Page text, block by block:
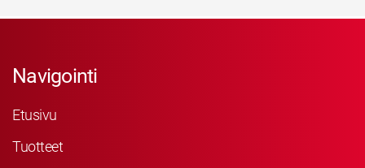
Navigointi
Etusivu
Tuotteet